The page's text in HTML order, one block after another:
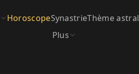
HoroscopeSynastrieThème astral
Plus